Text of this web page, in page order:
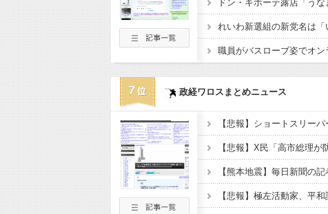
7 政経ワロスまとめニュース